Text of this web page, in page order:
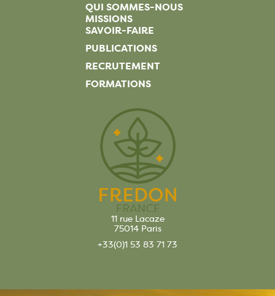
QUI SOMMES-NOUS
MISSIONS
SAVOIR-FAIRE
PUBLICATIONS
RECRUTEMENT
FORMATIONS
11 rue Lacaze
75014 Paris
+33(0)1 53 83 71 73